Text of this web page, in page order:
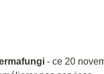
- ce 20